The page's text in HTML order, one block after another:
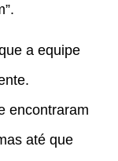
a equipe
encontraram
até que